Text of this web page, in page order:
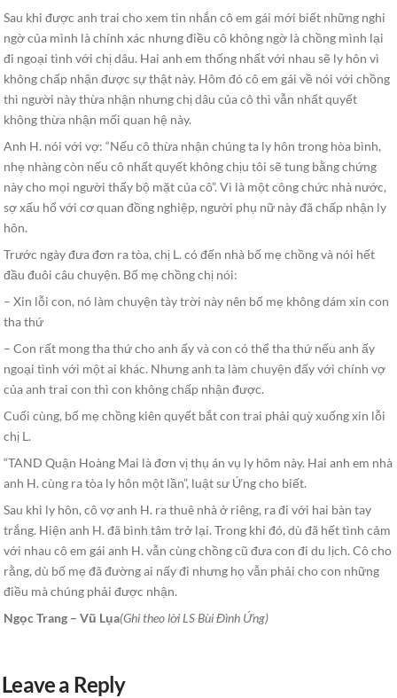
Sau khi được anh trai cho xem tin nhắn cô em gái mới biết những nghi
ngờ của mình là chính xác nhưng điều cô không ngờ là chồng mình lại
đi ngoại tình với chị dâu. Hai anh em thống nhất với nhau sẽ ly hôn vì
không chấp nhận được sự thật này. Hôm đó cô em gái về nói với chồng
thì người này thừa nhận nhưng chị dâu của cô thì vẫn nhất quyết
không thừa nhận mối quan hệ này.
Anh H. nói với vợ: “Nếu cô thừa nhận chúng ta ly hôn trong hòa bình,
nhẹ nhàng còn nếu cô nhất quyết không chịu tôi sẽ tung bằng chứng
này cho mọi người thấy bộ mặt của cô”. Vì là một công chức nhà nước,
sợ xấu hổ với cơ quan đồng nghiệp, người phụ nữ này đã chấp nhận ly
hôn.
Trước ngày đưa đơn ra tòa, chị L. có đến nhà bố mẹ chồng và nói hết
đầu đuôi câu chuyện. Bố mẹ chồng chị nói:
– Xin lỗi con, nó làm chuyện tày trời này nên bố mẹ không dám xin con
tha thứ
– Con rất mong tha thứ cho anh ấy và con có thể tha thứ nếu anh ấy
ngoại tình với một ai khác. Nhưng anh ta làm chuyện đấy với chính vợ
của anh trai con thì con không chấp nhận được.
Cuối cùng, bố mẹ chồng kiên quyết bắt con trai phải quỳ xuống xin lỗi
chị L.
“TAND Quận Hoàng Mai là đơn vị thụ án vụ ly hôm này. Hai anh em nhà
anh H. cùng ra tòa ly hôn một lần”, luật sư Ứng cho biết.
Sau khi ly hôn, cô vợ anh H. ra thuê nhà ở riêng, ra đi với hai bàn tay
trắng. Hiện anh H. đã bình tâm trở lại. Trong khi đó, dù đã hết tình cảm
với nhau cô em gái anh H. vẫn cùng chồng cũ đưa con đi du lịch. Cô cho
rằng, dù bố mẹ đã đường ai nấy đi nhưng họ vẫn phải cho con những
điều mà chúng phải được nhận.
Ngọc Trang – Vũ Lụa(Ghi theo lời LS Bùi Đình Ứng)
Leave a Reply